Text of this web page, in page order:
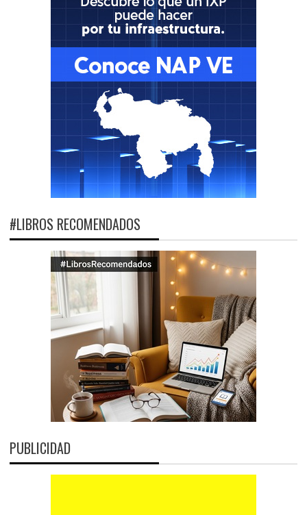
#LIBROS RECOMENDADOS
PUBLICIDAD